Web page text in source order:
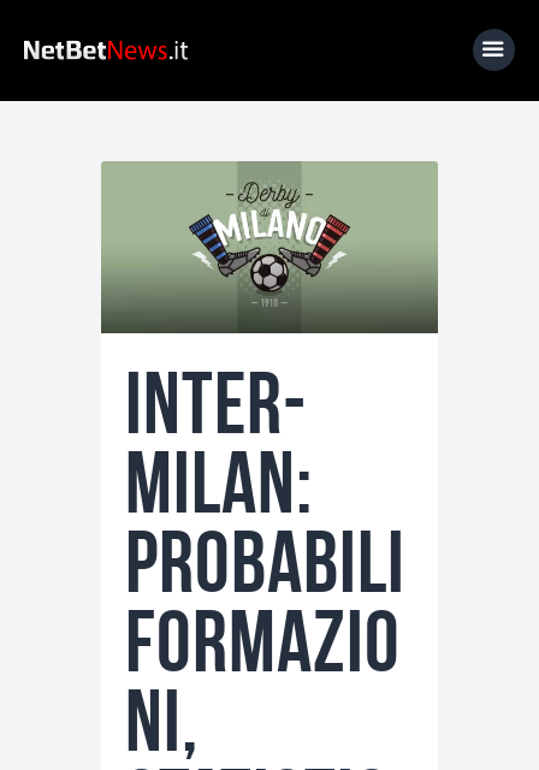
Basket
Lo Sapevi Che
Fantacalcio
I consigli di Giulia
Serie A
Inter-
Milan:
probabili
formazio
ni,